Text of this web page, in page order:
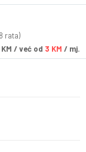
rata)
KM / već od 3 KM / mj.